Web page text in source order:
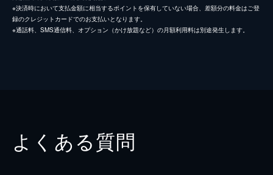
※決済時において支払金額に相当するポイントを保有していない場合、差額分の料金はご登
録のクレジットカードでのお支払いとなります。
※通話料、SMS通信料、オプション（かけ放題など）の月額利用料は別途発生します。
よくある質問